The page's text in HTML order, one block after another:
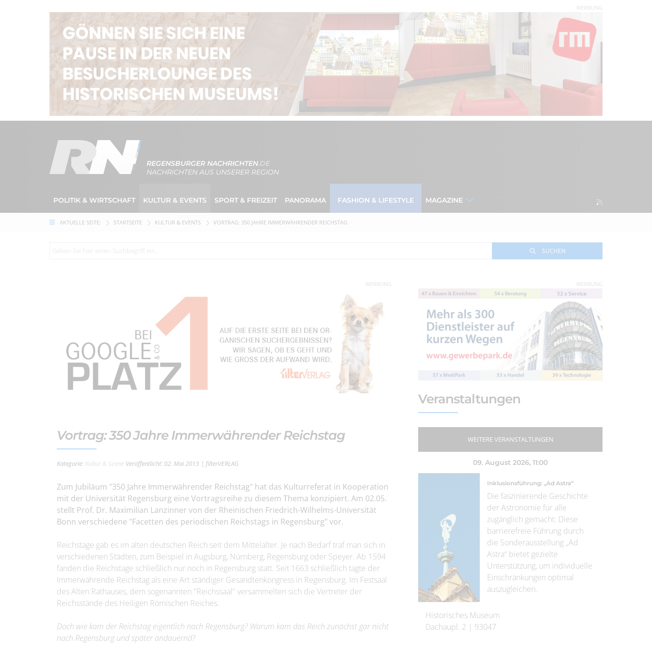
WERBUNG
REGENSBURGER NACHRICHTEN.DE
NACHRICHTEN AUS UNSERER REGION
POLITIK & WIRTSCHAFT KULTUR & EVENTS SPORT & FREIZEIT PANORAMA FASHION & LIFESTYLE MAGAZINE
AKTUELLE SEITE: STARTSEITE KULTUR & EVENTS VORTRAG: 350 JAHRE IMMERWÄHRENDER REICHSTAG
SUCHEN
WERBUNG
Vortrag: 350 Jahre Immerwährender Reichstag
Kategorie: Kultur & Szene Veröffentlicht: 02. Mai 2013 | filterVERLAG
Zum Jubiläum "350 Jahre Immerwährender Reichstag" hat das Kulturreferat in Kooperation
mit der Universität Regensburg eine Vortragsreihe zu diesem Thema konzipiert. Am 02.05.
stellt Prof. Dr. Maximilian Lanzinner von der Rheinischen Friedrich-Wilhelms-Universität
Bonn verschiedene "Facetten des periodischen Reichstags in Regensburg" vor.
Reichstage gab es im alten deutschen Reich seit dem Mittelalter. Je nach Bedarf traf man sich in
verschiedenen Städten, zum Beispiel in Augsburg, Nürnberg, Regensburg oder Speyer. Ab 1594
fanden die Reichstage schließlich nur noch in Regensburg statt. Seit 1663 schließlich tagte der
Immerwährende Reichstag als eine Art ständiger Gesandtenkongress in Regensburg. Im Festsaal
des Alten Rathauses, dem sogenannten "Reichssaal" versammelten sich die Vertreter der
Reichsstände des Heiligen Römischen Reiches.
Doch wie kam der Reichstag eigentlich nach Regensburg? Warum kam das Reich zunächst gar nicht
nach Regensburg und später andauernd?
WERBUNG
Veranstaltungen
WEITERE VERANSTALTUNGEN
09. August 2026, 11:00
Inklusionsführung: „Ad Astra“
Die faszinierende Geschichte
der Astronomie für alle
zugänglich gemacht: Diese
barrierefreie Führung durch
die Sonderausstellung „Ad
Astra“ bietet gezielte
Unterstützung, um individuelle
Einschränkungen optimal
auszugleichen.
Historisches Museum
Dachaupl. 2 | 93047